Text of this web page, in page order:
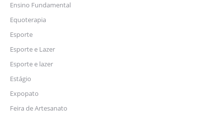
Ensino Fundamental
Equoterapia
Esporte
Esporte e Lazer
Esporte e lazer
Estágio
Expopato
Feira de Artesanato